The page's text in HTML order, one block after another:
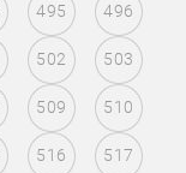
495 496
502 503
509 510
516 517